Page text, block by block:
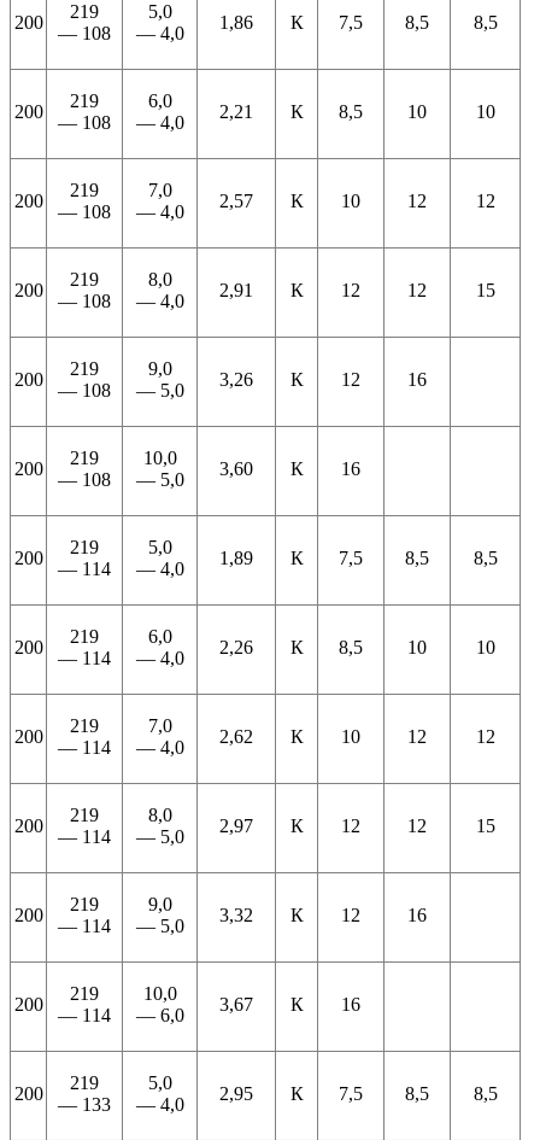
200
219
— 108
5,0
— 4,0
1,86 К 7,5 8,5 8,5
200
219
— 108
6,0
— 4,0
2,21 К 8,5 10 10
200
219
— 108
7,0
— 4,0
2,57 К 10 12 12
200
219
— 108
8,0
— 4,0
2,91 К 12 12 15
200
219
— 108
9,0
— 5,0
3,26 К 12 16
200
219
— 108
10,0
— 5,0
3,60 К 16
200
219
— 114
5,0
— 4,0
1,89 К 7,5 8,5 8,5
200
219
— 114
6,0
— 4,0
2,26 К 8,5 10 10
200
219
— 114
7,0
— 4,0
2,62 К 10 12 12
200
219
— 114
8,0
— 5,0
2,97 К 12 12 15
200
219
— 114
9,0
— 5,0
3,32 К 12 16
200
219
— 114
10,0
— 6,0
3,67 К 16
200
219
— 133
5,0
— 4,0
2,95 К 7,5 8,5 8,5